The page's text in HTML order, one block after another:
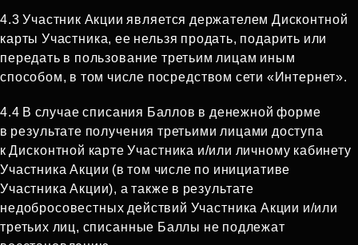
4.3 Участник Акции является держателем Дисконтной
карты Участника, ее нельзя продать, подарить или
передать в пользование третьим лицам иным
способом, в том числе посредством сети «Интернет».
4.4 В случае списания Баллов в денежной форме
в результате получения третьими лицами доступа
к Дисконтной карте Участника и/или личному кабинету
Участника Акции (в том числе по инициативе
Участника Акции), а также в результате
недобросовестных действий Участника Акции и/или
третьих лиц, списанные Баллы не подлежат